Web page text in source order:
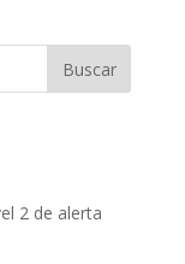
2 de alerta